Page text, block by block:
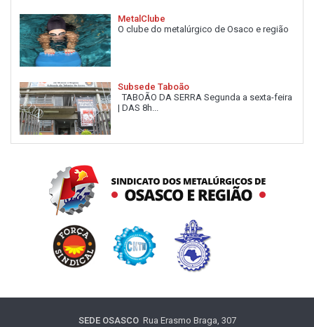
MetalClube
O clube do metalúrgico de Osaco e região
Subsede Taboão
TABOÃO DA SERRA Segunda a sexta-feira
| DAS 8h...
SEDE OSASCORua Erasmo Braga, 307